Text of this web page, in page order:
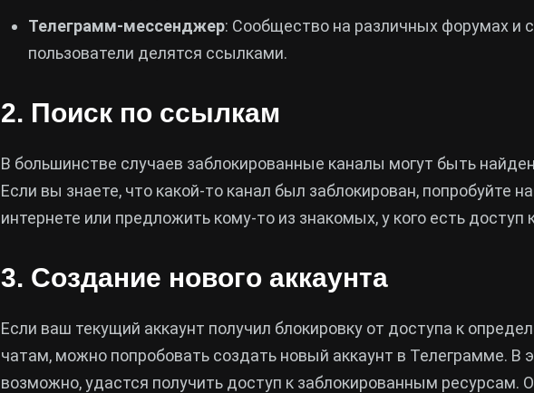
Телеграмм-мессенджер: Сообщество на различных форумах и
пользователи делятся ссылками.
2. Поиск по ссылкам
В большинстве случаев заблокированные каналы могут быть
Если вы знаете, что какой-то канал был заблокирован, попробуйте
интернете или предложить кому-то из знакомых, у кого есть доступ
3. Создание нового аккаунта
Если ваш текущий аккаунт получил блокировку от доступа к
чатам, можно попробовать создать новый аккаунт в Телеграмме. В
возможно, удастся получить доступ к заблокированным ресурсам.